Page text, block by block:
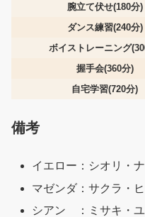
腕立て伏せ(180分)
ダンス練習(240分)
ボイストレーニング
握手会(360分)
自宅学習(720分)
備考
イエロー：シオリ・ナ
マゼンダ：サクラ・
シアン ：ミサキ・